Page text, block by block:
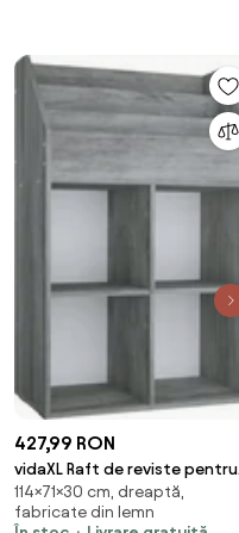
427,99 RON
vidaXL Raft de reviste pentru
copii, gri, 71x30x114 cm, lemn
prelucrat
114×71×30 cm, dreaptă,
fabricate din lemn